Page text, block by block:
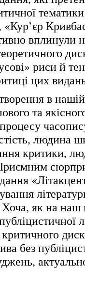
вплинули
риси й
цих
в нашій
та
людина
критики,
Хоча, як на
критичного
без